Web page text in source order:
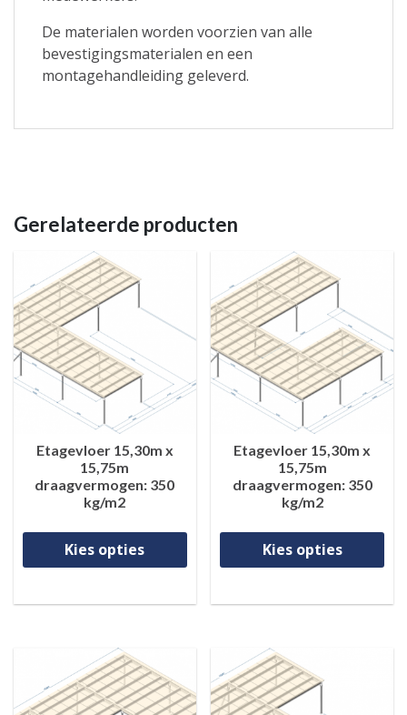
De materialen worden voorzien van alle
bevestigingsmaterialen en een
montagehandleiding geleverd.
Gerelateerde producten
Etagevloer 15,30m x
15,75m
draagvermogen: 350
kg/m2
Kies opties
Dit product heeft meerdere
Etagevloer 15,30m x
15,75m
draagvermogen: 350
kg/m2
Kies opties